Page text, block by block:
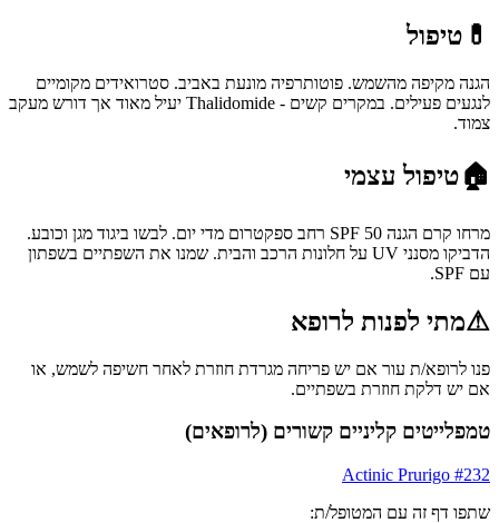
💊 טיפול
הגנה מקיפה מהשמש. פוטותרפיה מונעת באביב. סטרואידים מקומיים
לנגעים פעילים. במקרים קשים - Thalidomide יעיל מאוד אך דורש מעקב
צמוד.
🏠טיפול עצמי
מרחו קרם הגנה SPF 50 רחב ספקטרום מדי יום. לבשו ביגוד מגן וכובע.
הדביקו מסנני UV על חלונות הרכב והבית. שמנו את השפתיים בשפתון
עם SPF.
⚠מתי לפנות לרופא
פנו לרופא/ת עור אם יש פריחה מגרדת חוזרת לאחר חשיפה לשמש, או
אם יש דלקת חוזרת בשפתיים.
טמפלייטים קליניים קשורים (לרופאים)
#232
Actinic Prurigo
שתפו דף זה עם המטופל/ת: